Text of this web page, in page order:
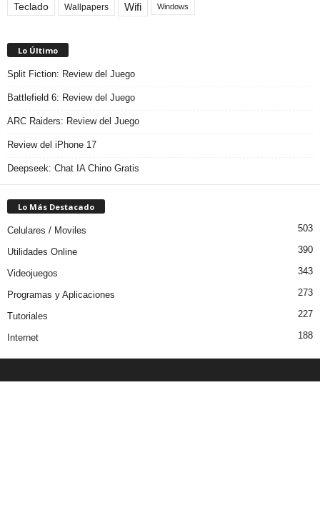
Teclado Wallpapers Wifi Windows
Lo Último
Split Fiction: Review del Juego
Battlefield 6: Review del Juego
ARC Raiders: Review del Juego
Review del iPhone 17
Deepseek: Chat IA Chino Gratis
Lo Más Destacado
Celulares / Moviles 503
Utilidades Online 390
Videojuegos 343
Programas y Aplicaciones 273
Tutoriales 227
Internet 188